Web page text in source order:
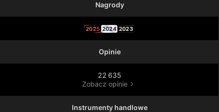
Nagrody
2025 2024 2023
Opinie
22 635
Zobacz opinie
Instrumenty handlowe